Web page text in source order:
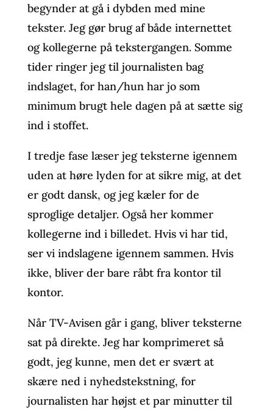
begynder at gå i dybden med mine
tekster. Jeg gør brug af både internettet
og kollegerne på tekstergangen. Somme
tider ringer jeg til journalisten bag
indslaget, for han/hun har jo som
minimum brugt hele dagen på at sætte sig
ind i stoffet.
I tredje fase læser jeg teksterne igennem
uden at høre lyden for at sikre mig, at det
er godt dansk, og jeg kæler for de
sproglige detaljer. Også her kommer
kollegerne ind i billedet. Hvis vi har tid,
ser vi indslagene igennem sammen. Hvis
ikke, bliver der bare råbt fra kontor til
kontor.
Når TV-Avisen går i gang, bliver teksterne
sat på direkte. Jeg har komprimeret så
godt, jeg kunne, men det er svært at
skære ned i nyhedstekstning, for
journalisten har højst et par minutter til